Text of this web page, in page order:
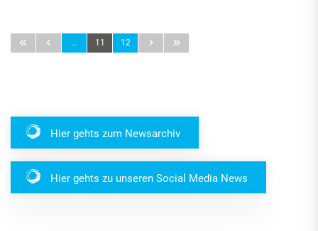
… 11 12
Hier gehts zum Newsarchiv
Hier gehts zu unseren Social Media News